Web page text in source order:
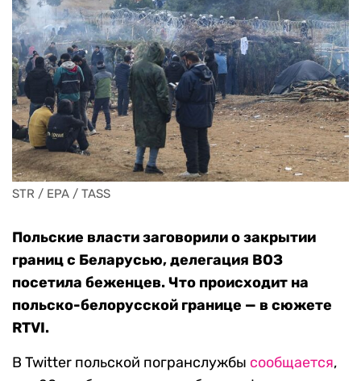
STR / EPA / TASS
Польские власти заговорили о закрытии
границ с Беларусью, делегация ВОЗ
посетила беженцев. Что происходит на
польско-белорусской границе — в сюжете
RTVI.
В Twitter польской погранслужбы сообщается,